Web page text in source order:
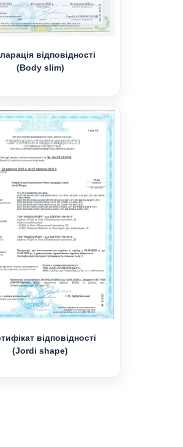
відповідності
(Body slim)
відповідності
(Jordi shape)